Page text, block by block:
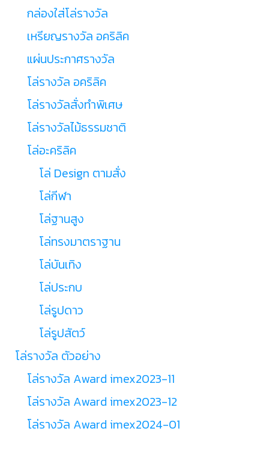
กล่องใส่โล่รางวัล
เหรียญรางวัล อคริลิค
แผ่นประกาศรางวัล
โล่รางวัล อคริลิค
โล่รางวัลสั่งทำพิเศษ
โล่รางวัลไม้ธรรมชาติ
โล่อะคริลิค
โล่ Design ตามสั่ง
โล่กีฬา
โล่ฐานสูง
โล่ทรงมาตราฐาน
โล่บันเทิง
โล่ประกบ
โล่รูปดาว
โล่รูปสัตว์
โล่รางวัล ตัวอย่าง
โล่รางวัล Award imex2023-11
โล่รางวัล Award imex2023-12
โล่รางวัล Award imex2024-01